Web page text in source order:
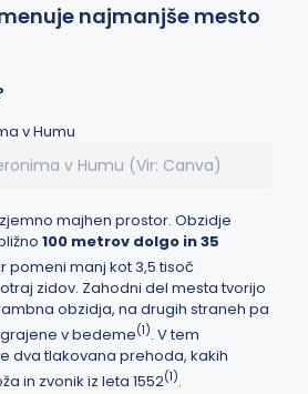
najmanjše mesto
v Humu (Vir: Canva)
majhen prostor. Obzidje
100 metrov dolgo in 35
pomeni manj kot 3,5 tisoč
zidov. Zahodni del mesta tvorijo
obzidja, na drugih straneh pa
v bedeme(1). V tem
dva tlakovana prehoda, kakih
in zvonik iz leta 1552(1).